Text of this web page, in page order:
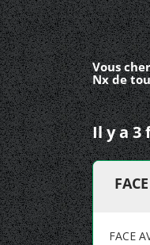
Vous
Nx de
Il y a 3
FACE